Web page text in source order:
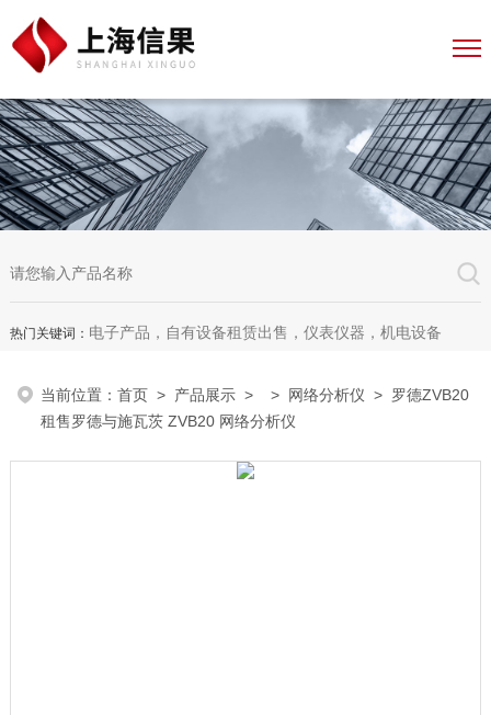
热门关键词： 电子产品，自有设备租赁出售，仪表仪器，机电设备
当前位置：首页 > 产品展示 > > 网络分析仪 > 罗德ZVB20
租售罗德与施瓦茨 ZVB20 网络分析仪